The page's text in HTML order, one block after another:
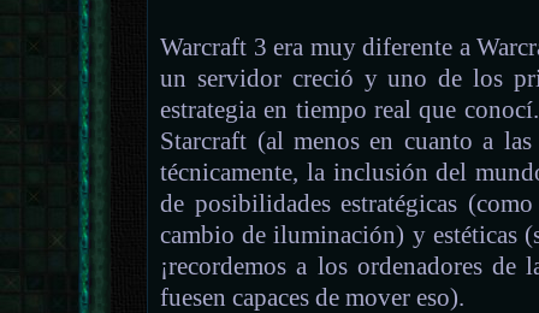
Warcraft 3 era muy diferente a
un servidor creció y uno de los
estrategia en tiempo real que
Starcraft (al menos en cuanto a
técnicamente, la inclusión del
de posibilidades estratégicas
cambio de iluminación) y estéticas
¡recordemos a los ordenadores de
fuesen capaces de mover eso).